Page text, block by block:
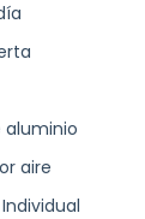
aluminio
aire